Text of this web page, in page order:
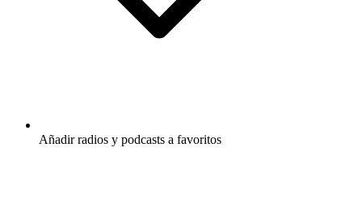
Añadir radios y podcasts a favoritos